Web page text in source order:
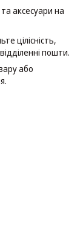
та аксесуари на
цілісність,
пошти.
або